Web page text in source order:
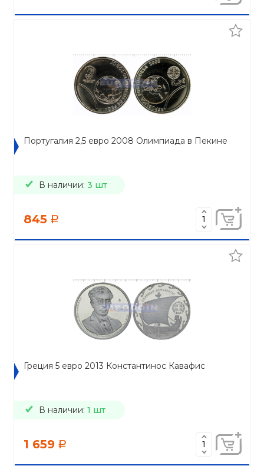
Португалия 2,5 евро 2008 Олимпиада в Пекине
В наличии: 3 шт
845 a
Греция 5 евро 2013 Константинос Кавафис
В наличии: 1 шт
1 659 a